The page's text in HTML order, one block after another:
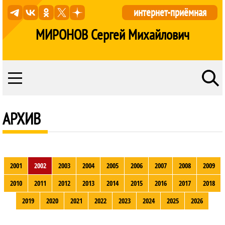
МИРОНОВ Сергей Михайлович
интернет-приёмная
АРХИВ
2001 2002 2003 2004 2005 2006 2007 2008
2009
2010
2011 2012 2013 2014 2015 2016 2017
2018
2019
2020 2021 2022 2023 2024 2025 2026